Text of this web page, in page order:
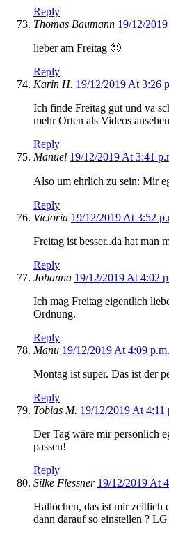
Reply
Thomas Baumann 19/12/
lieber am Freitag 🙂
Reply
Karin H. 19/12/2019 At 3:26
Ich finde Freitag gut und va
mehr Orten als Videos
Reply
Manuel 19/12/2019 At 3:41
Also um ehrlich zu sein: Mir
Reply
Victoria 19/12/2019 At 3:52
Freitag ist besser..da hat man
Reply
Johanna 19/12/2019 At 4:02
Ich mag Freitag eigentlich
Ordnung.
Reply
Manu 19/12/2019 At 4:09 p.m.
Montag ist super. Das ist der
Reply
Tobias M. 19/12/2019 At 4:11
Der Tag wäre mir persönlich
passen!
Reply
Silke Flessner 19/12/2019 At
Hallöchen, das ist mir zeitlich
dann darauf so einstellen ?